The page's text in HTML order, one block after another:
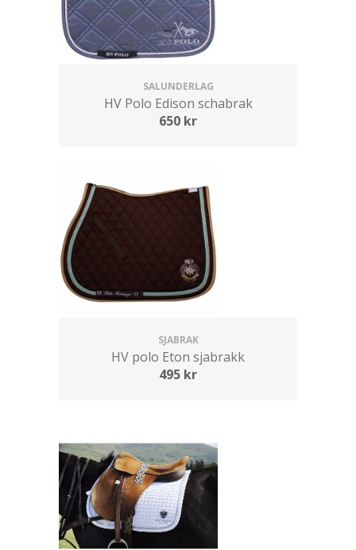
SALUNDERLAG
HV Polo Edison schabrak
650 kr
SJABRAK
HV polo Eton sjabrakk
495 kr